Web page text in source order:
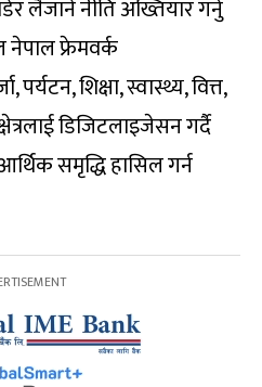
लैजाने नीति अख्तियार गर्नु
फ्रेमवर्क
पर्यटन, शिक्षा, स्वास्थ्य, वित्त,
डिजिटलाइजेसन गर्दै
समृद्धि हासिल गर्न